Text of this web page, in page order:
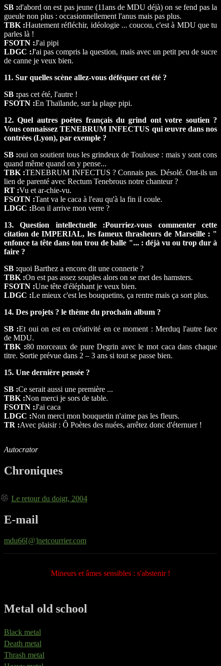
SB :d'abord on est pas jeune (11ans de MDU déjà) on se fend pas la
gueule non plus : occasionnellement l'anus mais pas plus.
TBK :Hautement réfléchir, idéologie ... coucou, c'est à MDU que tu
parles là !
FSOTN :J'ai pipi
LDGC :J'ai pas compris la question, mais avec un petit peu de sucre
de canne je veux bien.
11. Sur quelles scène allez-vous déféquer cet été ?
SB :pas cet été, l'autre !
FSOTN :En Thaïlande, sur la plage pipi.
12. Quel autres poètes français du grind ont votre soutien ?
Vous connaissez TENEBRUM INFECTUS qui œuvre dans nos
contrées (Lyon), par exemple ?
SB :oui on soutient tous les grindeux de Toulouse : mais y sont cons
quand même quand on y pense...
TBK :TENEBRUM INFECTUS ? Connais pas. Désolé. Ont-ils un
lien de parenté avec Rectum Tenebrous notre chanteur ?
RT :Vu et ar-chie-vu.
FSOTN :Tant va le caca à l'eau qu'à la fin il coule.
LDGC :Bon il arrive mon verre ?
13. Question intellectuelle :Pourriez-vous commenter cette
citation de IMPERIAL, les fameux thrasheurs de Marseille : "
enfonce ta tête dans ton trou de balle "... : déjà vu ou trop dur à
faire ?
SB :quoi Barthez a encore dit une connerie ?
TBK :On est pas assez souples alors on se met des hamsters.
FSOTN :Une tête d'éléphant je veux bien.
LDGC :Le mieux c'est les bouquetins, ça rentre mais ça sort plus.
14. Des projets ? le thème du prochain album ?
SB :Et oui on est en créativité en ce moment : Merduq l'autre face
de MDU.
TBK :80 morceaux de pure Degrin avec le mot caca dans chaque
titre. Sortie prévue dans 2 – 3 ans si tout se passe bien.
15. Une dernière pensée ?
SB :Ce serait aussi une première ...
TBK :Non merci je sors de table.
FSOTN :J'ai caca
LDGC :Non merci mon bouquetin n'aime pas les fleurs.
TR :Avec plaisir : Ô Poètes des nuées, arrêtez donc d'éternuer !
Autocrator
Chroniques
Le retour du doigt, 2004
E-mail
mdu66[@]netcourrier.com
Mineurs et âmes sensibles : s'abstenir !
Metal old school
Black metal
Death metal
Thrash metal